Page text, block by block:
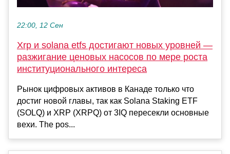
22:00, 12 Сен
Xrp и solana etfs достигают новых уровней —
разжигание ценовых насосов по мере роста
институционального интереса
Рынок цифровых активов в Канаде только что
достиг новой главы, так как Solana Staking ETF
(SOLQ) и XRP (XRPQ) от 3IQ пересекли основные
вехи. The pos...